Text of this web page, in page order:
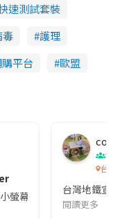
速測試套裝
毒
護理
平台 歐盟
螢幕啦!這次的劇本改編
co
吹
台灣
台灣地鐵宣
閱讀更多